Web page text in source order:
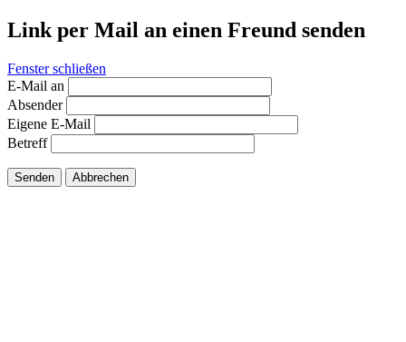
Link per Mail an einen Freund senden
Fenster schließen
E-Mail an
Absender
Eigene E-Mail
Betreff
Senden Abbrechen